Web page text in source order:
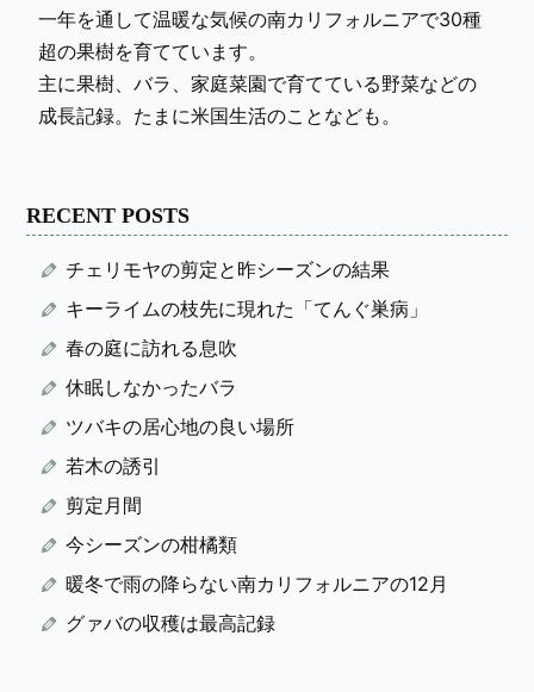
一年を通して温暖な気候の南カリフォルニアで30種
超の果樹を育てています。
主に果樹、バラ、家庭菜園で育てている野菜などの
成長記録。たまに米国生活のことなども。
RECENT POSTS
チェリモヤの剪定と昨シーズンの結果
キーライムの枝先に現れた「てんぐ巣病」
春の庭に訪れる息吹
休眠しなかったバラ
ツバキの居心地の良い場所
若木の誘引
剪定月間
今シーズンの柑橘類
暖冬で雨の降らない南カリフォルニアの12月
グァバの収穫は最高記録